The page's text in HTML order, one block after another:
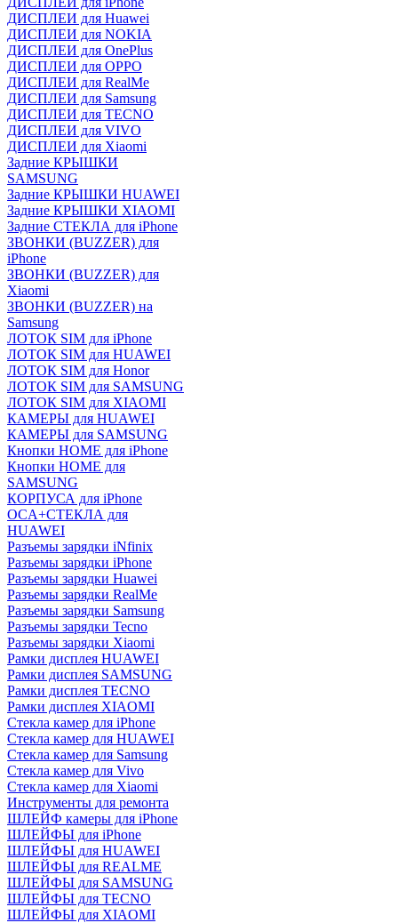
ДИСПЛЕИ для Huawei
ДИСПЛЕИ для NOKIA
ДИСПЛЕИ для OnePlus
ДИСПЛЕИ для OPPO
ДИСПЛЕИ для RealMe
ДИСПЛЕИ для Samsung
ДИСПЛЕИ для TECNO
ДИСПЛЕИ для VIVO
ДИСПЛЕИ для Xiaomi
Задние КРЫШКИ
SAMSUNG
Задние КРЫШКИ HUAWEI
Задние КРЫШКИ XIAOMI
Задние СТЕКЛА для iPhone
ЗВОНКИ (BUZZER) для
iPhone
ЗВОНКИ (BUZZER) для
Xiaomi
ЗВОНКИ (BUZZER) на
Samsung
ЛОТОК SIM для iPhone
ЛОТОК SIM для HUAWEI
ЛОТОК SIM для Honor
ЛОТОК SIM для SAMSUNG
ЛОТОК SIM для XIAOMI
КАМЕРЫ для HUAWEI
КАМЕРЫ для SAMSUNG
Кнопки HOME для iPhone
Кнопки HOME для
SAMSUNG
КОРПУСА для iPhone
OCA+СТЕКЛА для
HUAWEI
Разъемы зарядки iNfinix
Разъемы зарядки iPhone
Разъемы зарядки Huawei
Разъемы зарядки RealMe
Разъемы зарядки Samsung
Разъемы зарядки Tecno
Разъемы зарядки Xiaomi
Рамки дисплея HUAWEI
Рамки дисплея SAMSUNG
Рамки дисплея TECNO
Рамки дисплея XIAOMI
Стекла камер для iPhone
Стекла камер для HUAWEI
Стекла камер для Samsung
Стекла камер для Vivo
Стекла камер для Xiaomi
Инструменты для ремонта
ШЛЕЙФ камеры для iPhone
ШЛЕЙФЫ для iPhone
ШЛЕЙФЫ для HUAWEI
ШЛЕЙФЫ для REALME
ШЛЕЙФЫ для SAMSUNG
ШЛЕЙФЫ для TECNO
ШЛЕЙФЫ для XIAOMI